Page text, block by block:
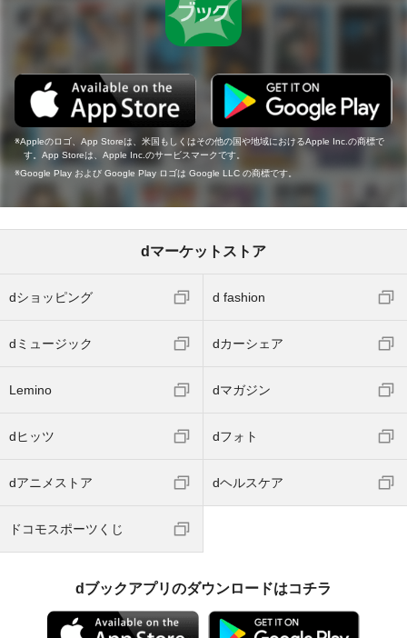
Appleのロゴ、App Storeは、米国もしくはその他の国や地域におけるApple Inc.の商標で
す。App Storeは、Apple Inc.のサービスマークです。
Google Play および Google Play ロゴは Google LLC の商標です。
dマーケットストア
dショッピング d fashion
dミュージック dカーシェア
Lemino dマガジン
dヒッツ dフォト
dアニメストア dヘルスケア
ドコモスポーツくじ
dブックアプリのダウンロードはコチラ